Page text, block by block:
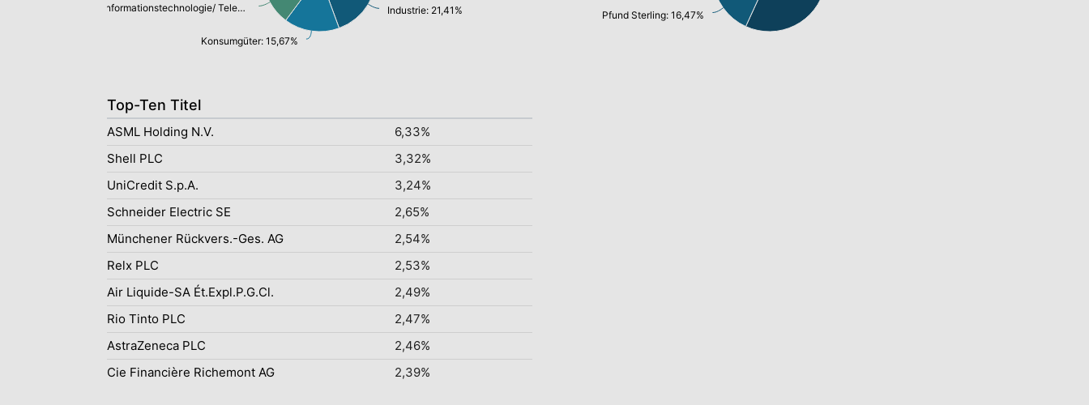
Industrie: 21,41%
Konsumgüter: 15,67%
Informationstechnologie/ Telekommunikation: 13,55%
Pfund Sterling: 16,47%
Top-Ten Titel
ASML Holding N.V.
6,33%
Shell PLC
3,32%
UniCredit S.p.A.
3,24%
Schneider Electric SE
2,65%
Münchener Rückvers.-Ges. AG
2,54%
Relx PLC
2,53%
Air Liquide-SA Ét.Expl.P.G.Cl.
2,49%
Rio Tinto PLC
2,47%
AstraZeneca PLC
2,46%
Cie Financière Richemont AG
2,39%